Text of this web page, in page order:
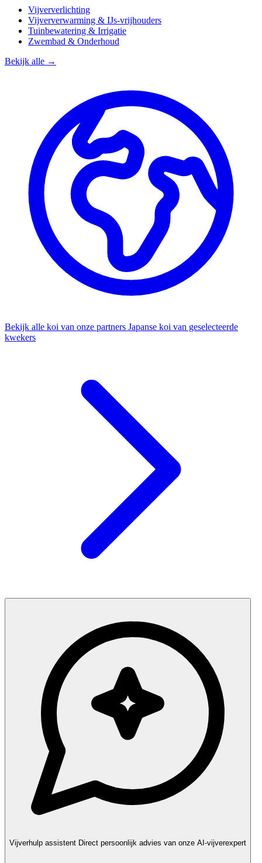
Vijververlichting
Vijververwarming & IJs-vrijhouders
Tuinbewatering & Irrigatie
Zwembad & Onderhoud
Bekijk alle →
Bekijk alle koi van onze partners Japanse koi van geselecteerde
kwekers
Vijverhulp assistent Direct persoonlijk advies van onze AI-vijverexpert